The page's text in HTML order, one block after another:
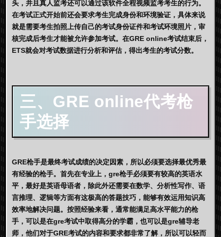
头，并且真人监考还可以通过该软件全程视频监考考生的行为。
在考试正式开始前还会要求考生完成身份和环境验证，具体来说
就是需要考生拍照上传自己的考试身份证件和考试环境照片，审
核完成后考生才能被允许参加考试。在GRE online考试结束后，
ETS就会对考试数据进行分析和评估，得出考生的考试分数。
三、GRE online代考枪
手选择
GRE枪手是最终考试成绩的决定因素，所以必须要选择最优秀最
有经验的枪手。首先在专业上，gre枪手必须要有较高的英语水
平，最好是英语母语者，除此外还需要在数学、分析性写作、语
言推理、逻辑等方面有这极高的答题技巧，能够有效运用知识高
效率地解决问题。按照经验来看，通常能满足高水平能力的枪
手，可以是在gre考试中取得高分的学霸，也可以是gre辅导老
师，他们对于GRE考试的内容和要求都非常了解，所以可以轻而